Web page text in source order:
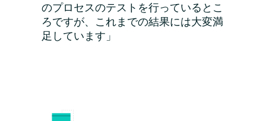
のプロセスのテストを行っているとこ
ろですが、これまでの結果には大変満
足しています」